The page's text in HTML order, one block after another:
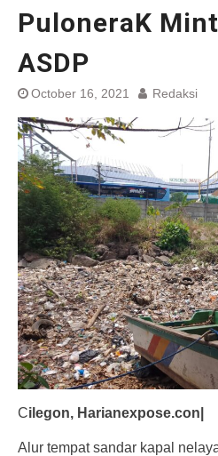
PuloneraK
ASDP
October 16, 2021 Redaksi
Cilegon, Harianexpose.con|
Alur tempat sandar kapal